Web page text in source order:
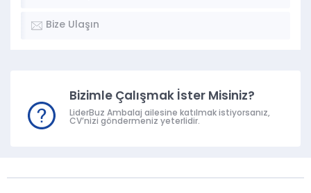
Bize Ulaşın
Bizimle Çalışmak İster Misiniz?
LiderBuz Ambalaj ailesine katılmak istiyorsanız,
CV’nizi göndermeniz yeterlidir.